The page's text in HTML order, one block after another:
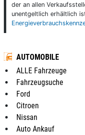
der an allen
unentgeltlich erhältlich
AUTOMOBILE
ALLE Fahrzeuge
Fahrzeugsuche
Ford
Citroen
Nissan
Auto Ankauf